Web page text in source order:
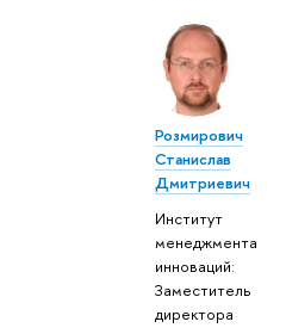
Розмирович
Станислав
Дмитриевич
Институт
менеджмента
инноваций:
Заместитель
директора